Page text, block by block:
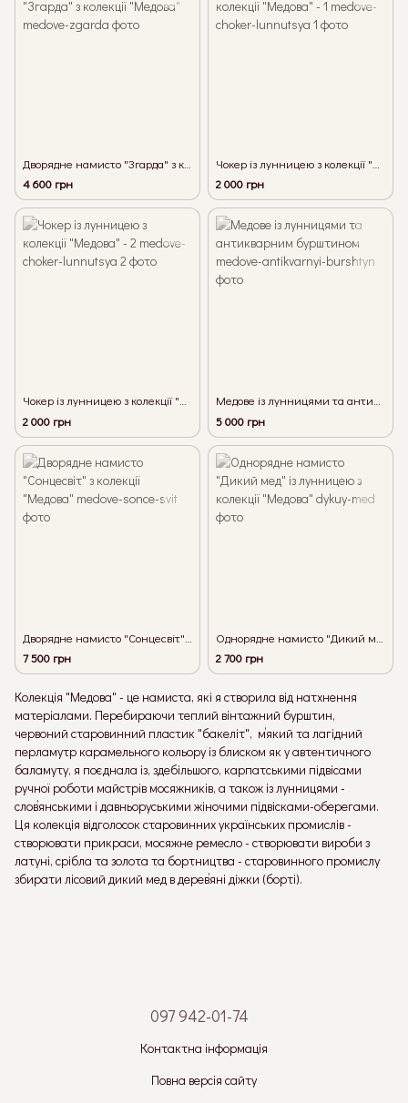
4 600 грн
2 000 грн
2 000 грн
5 000 грн
7 500 грн
2 700 грн
Колекція "Медова" - це намиста, які я створила від натхнення
матеріалами. Перебираючи теплий вінтажний бурштин,
червоний старовинний пластик "бакеліт", мʼякий та лагідний
перламутр карамельного кольору із блиском як у автентичного
баламуту, я поєднала із, здебільшого, карпатськими підвісами
ручної роботи майстрів мосяжників, а також із лунницями -
словʼянськими і давньоруськими жіночими підвісками-оберегами.
Ця колекція відголосок старовинних українських промислів -
створювати прикраси, мосяжне ремесло - створювати вироби з
латуні, срібла та золота та бортництва - старовинного промислу
збирати лісовий дикий мед в деревʼяні діжки (борті).
097 942-01-74
Контактна інформація
Повна версія сайту